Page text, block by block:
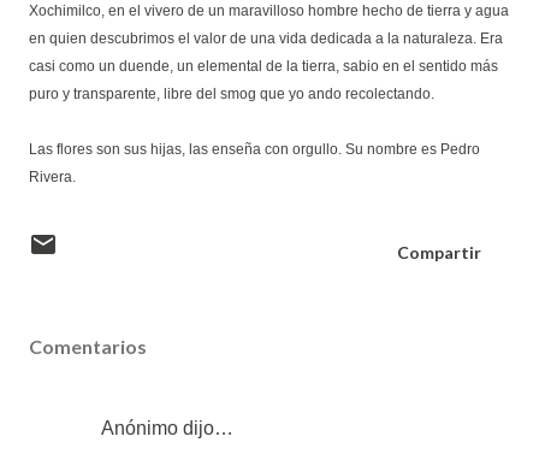
Xochimilco, en el vivero de un maravilloso hombre hecho de tierra y agua
en quien descubrimos el valor de una vida dedicada a la naturaleza. Era
casi como un duende, un elemental de la tierra, sabio en el sentido más
puro y transparente, libre del smog que yo ando recolectando.
Las flores son sus hijas, las enseña con orgullo. Su nombre es Pedro
Rivera.
Compartir
Comentarios
Anónimo dijo…